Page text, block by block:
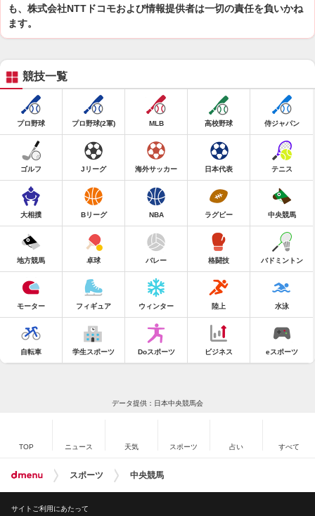
も、株式会社NTTドコモおよび情報提供者は一切の責任を負いかね
ます。
競技一覧
プロ野球 プロ野球(2軍) MLB 高校野球 侍ジャパン
ゴルフ Jリーグ 海外サッカー 日本代表 テニス
大相撲 Bリーグ NBA ラグビー 中央競馬
地方競馬 卓球 バレー 格闘技 バドミントン
モーター フィギュア ウィンター 陸上 水泳
自転車 学生スポーツ Doスポーツ ビジネス eスポーツ
データ提供：日本中央競馬会
TOP ニュース 天気 スポーツ 占い すべて
スポーツ 中央競馬
サイトご利用にあたって